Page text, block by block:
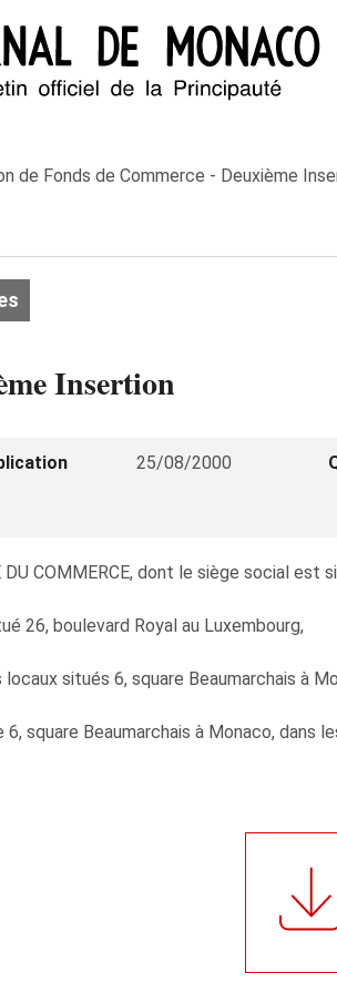
de Fonds de Commerce - Deuxième
Insertion
25/08/2000
COMMERCE, dont le siège social est
26, boulevard Royal au Luxembourg,
situés 6, square Beaumarchais à
square Beaumarchais à Monaco, dans